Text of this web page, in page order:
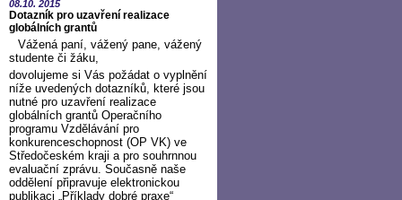
08.10. 2015
Dotazník pro uzavření realizace
globálních grantů
Vážená paní, vážený pane, vážený
studente či žáku,
dovolujeme si Vás požádat o vyplnění
níže uvedených dotazníků, které jsou
nutné pro uzavření realizace
globálních grantů Operačního
programu Vzdělávání pro
konkurenceschopnost (OP VK) ve
Středočeském kraji a pro souhrnnou
evaluační zprávu. Současně naše
oddělení připravuje elektronickou
publikaci „Příklady dobré praxe“